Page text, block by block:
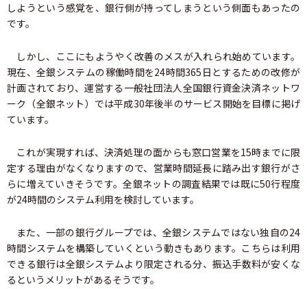
しようという感覚を、銀行側が持ってしまうという側面もあったの
です。
しかし、ここにもようやく改善のメスが入れられ始めています。
現在、全銀システムの稼働時間を24時間365日とするための改修が
計画されており、運営する一般社団法人全国銀行資金決済ネットワ
ーク（全銀ネット）では平成30年後半のサービス開始を目標に掲げ
ています。
これが実現すれば、決済処理の面からも窓口営業を15時までに限
定する理由がなくなりますので、営業時間延長に踏み出す銀行がさ
らに増えていきそうです。全銀ネットの調査結果では既に50行程度
が24時間のシステム利用を検討しています。
また、一部の銀行グループでは、全銀システムではない独自の24
時間システムを構築していくという動きもあります。こちらは利用
できる銀行は全銀システムより限定される分、振込手数料が安くな
るというメリットがあるそうです。